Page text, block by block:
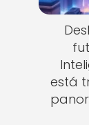
está